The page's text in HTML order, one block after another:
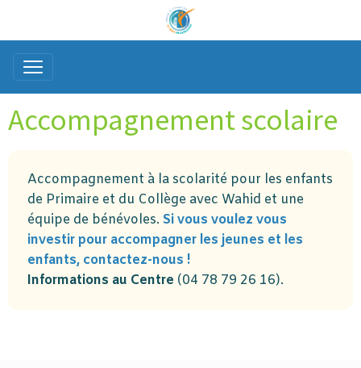
Accompagnement scolaire
Accompagnement à la scolarité pour les enfants
de Primaire et du Collège avec Wahid et une
équipe de bénévoles. Si vous voulez vous
investir pour accompagner les jeunes et les
enfants, contactez-nous !
Informations au Centre (04 78 79 26 16).